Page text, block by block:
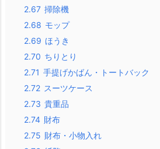
2.67 掃除機
2.68 モップ
2.69 ほうき
2.70 ちりとり
2.71 手提げかばん・トートバック
2.72 スーツケース
2.73 貴重品
2.74 財布
2.75 財布・小物入れ